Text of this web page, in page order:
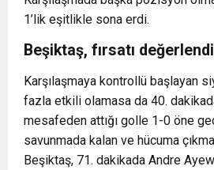
1’lik eşitlikle sona erdi.
Beşiktaş, fırsatı
Karşılaşmaya kontrollü başlayan
fazla etkili olamasa da 40.
mesafeden attığı golle 1-0 öne
savunmada kalan ve hücuma
Beşiktaş, 71. dakikada Andre